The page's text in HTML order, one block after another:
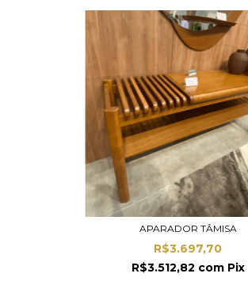
APARADOR TÂMISA
R$3.697,70
R$3.512,82 com Pix